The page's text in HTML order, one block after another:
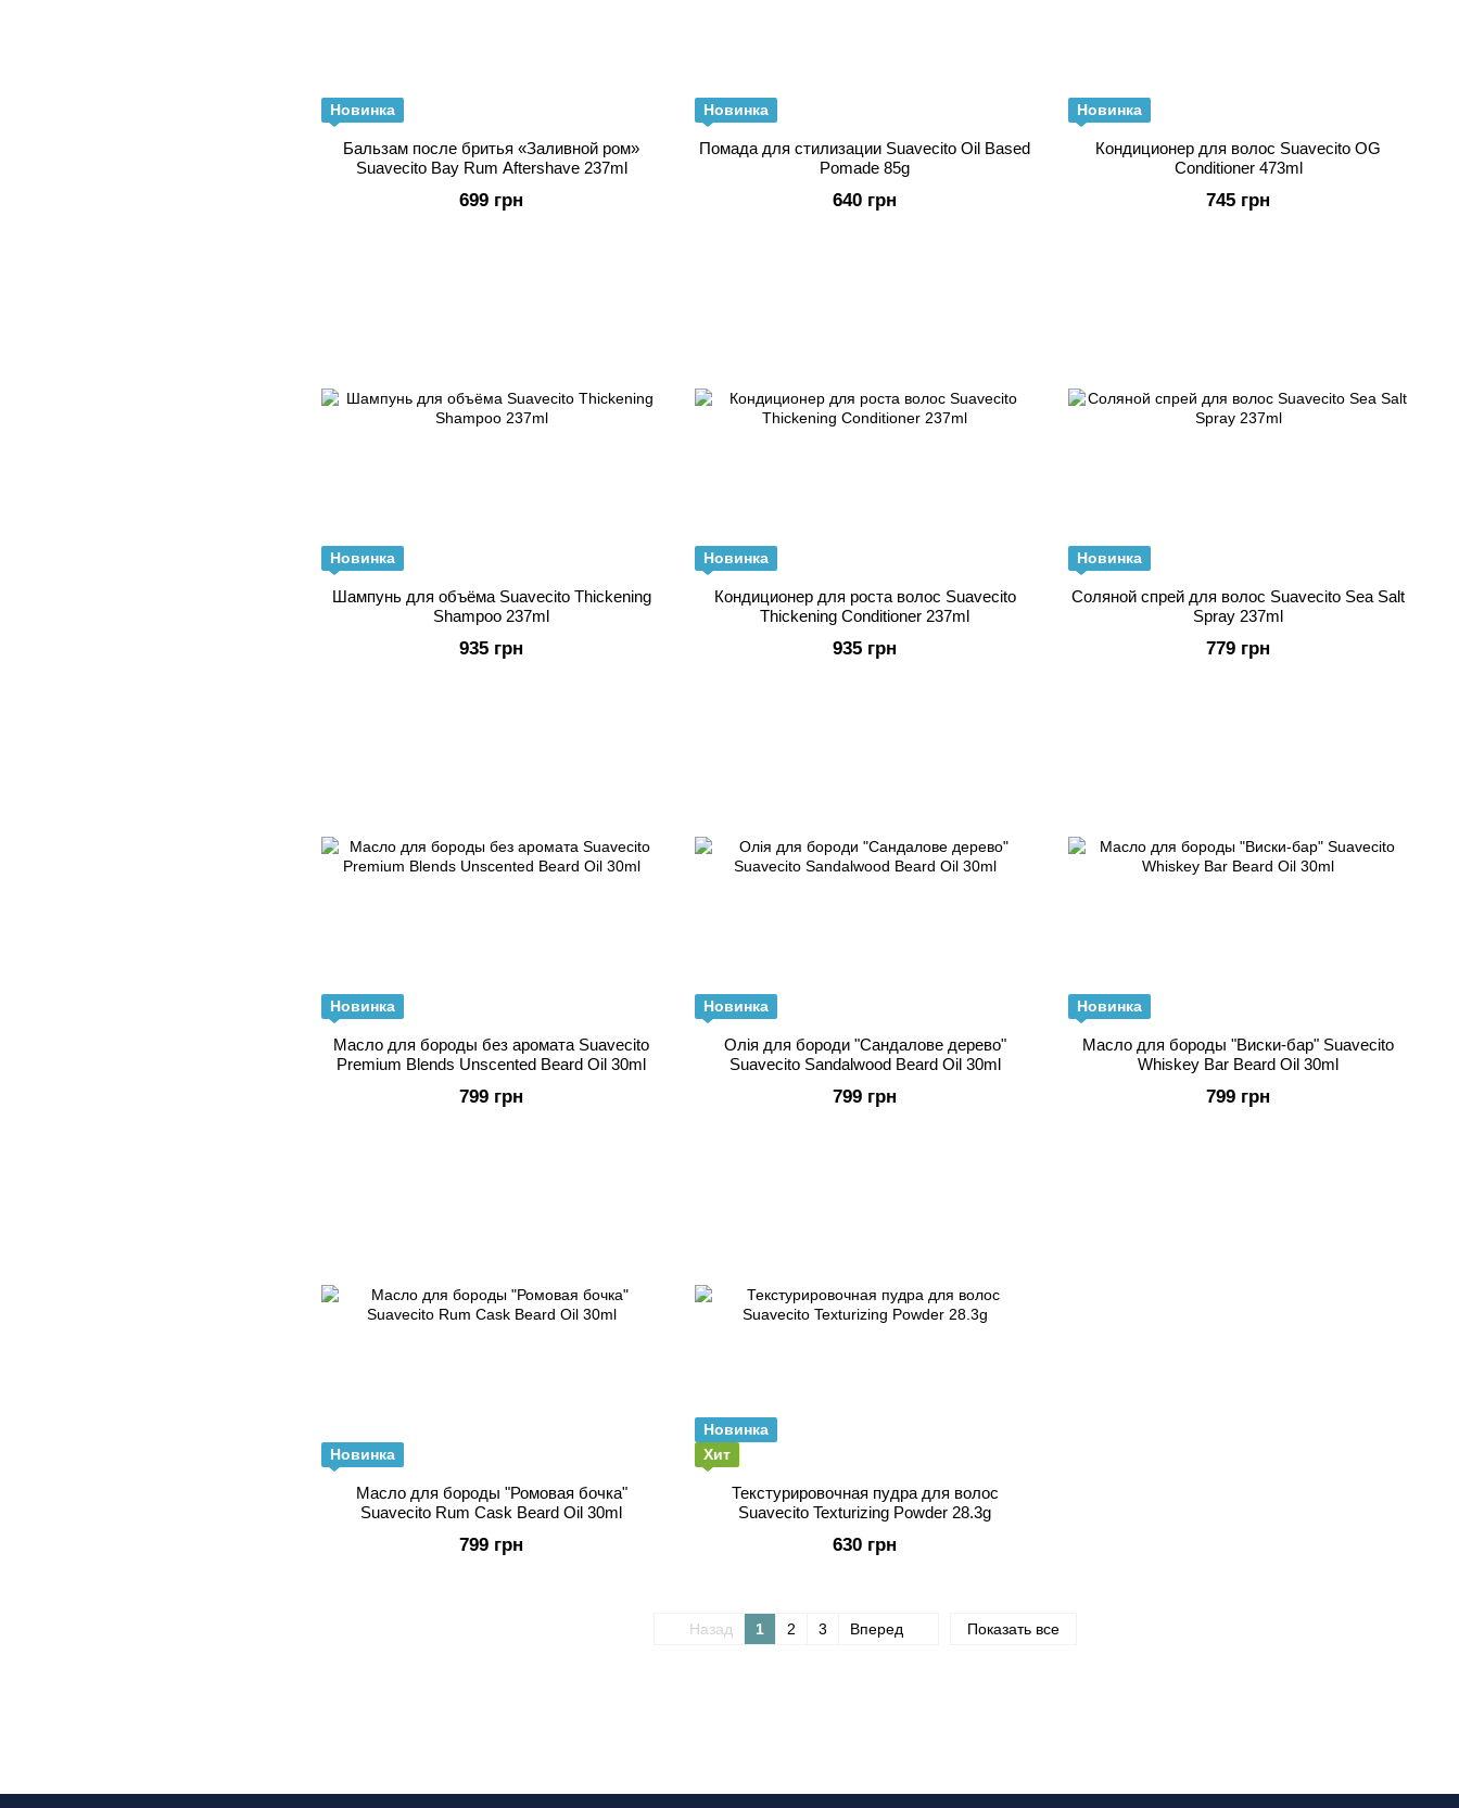
Новинка
Бальзам после бритья «Заливной ром»
Suavecito Bay Rum Aftershave 237ml
699 грн
Новинка
Помада для стилизации Suavecito Oil Based
Pomade 85g
640 грн
Новинка
Кондиционер для волос Suavecito OG
Conditioner 473ml
745 грн
Новинка
Шампунь для объёма Suavecito Thickening
Shampoo 237ml
935 грн
Новинка
Кондиционер для роста волос Suavecito
Thickening Conditioner 237ml
935 грн
Новинка
Соляной спрей для волос Suavecito Sea Salt
Spray 237ml
779 грн
Новинка
Масло для бороды без аромата Suavecito
Premium Blends Unscented Beard Oil 30ml
799 грн
Новинка
Олія для бороди "Сандалове дерево"
Suavecito Sandalwood Beard Oil 30ml
799 грн
Новинка
Масло для бороды "Виски-бар" Suavecito
Whiskey Bar Beard Oil 30ml
799 грн
Новинка
Масло для бороды "Ромовая бочка"
Suavecito Rum Cask Beard Oil 30ml
799 грн
Новинка
Хит
Текстурировочная пудра для волос
Suavecito Texturizing Powder 28.3g
630 грн
Назад 1 2 3 Вперед Показать все